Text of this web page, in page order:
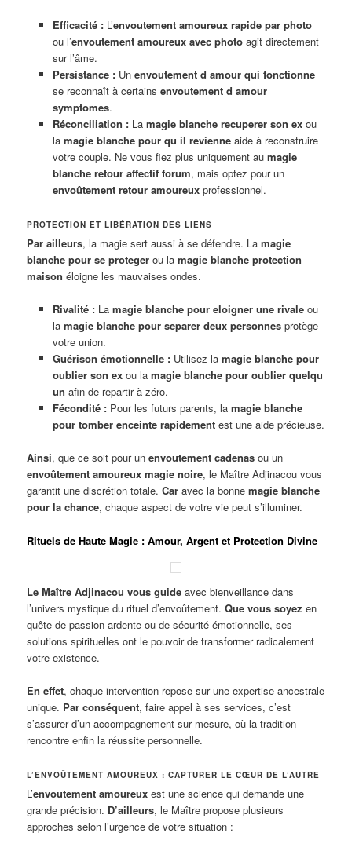
Efficacité :L’envoutement amoureux rapide par photo
ou l’envoutement amoureux avec photoagit directement
sur l’âme.
Persistance :Un envoutement d amour qui fonctionne
se reconnaît à certains envoutement d amour
symptomes.
Réconciliation :La magie blanche recuperer son exou
la magie blanche pour qu il revienneaide à reconstruire
votre couple. Ne vous fiez plus uniquement au magie
blanche retour affectif forum, mais optez pour un
envoûtement retour amoureuxprofessionnel.
PROTECTION ET LIBÉRATION DES LIENS
Par ailleurs, la magie sert aussi à se défendre. Lamagie
blanche pour se proteger ou lamagie blanche protection
maison éloigne les mauvaises ondes.
Rivalité :La magie blanche pour eloigner une rivaleou
la magie blanche pour separer deux personnesprotège
votre union.
Guérison émotionnelle :Utilisez la magie blanche pour
oublier son exou la magie blanche pour oublier quelqu
un afin de repartir à zéro.
Fécondité :Pour les futurs parents, la magie blanche
pour tomber enceinte rapidementest une aide précieuse.
Ainsi, que ce soit pour unenvoutement cadenas ou un
envoûtement amoureux magie noire, le Maître Adjinacou vous
garantit une discrétion totale.Car avec la bonnemagie blanche
pour la chance, chaque aspect de votre vie peut s’illuminer.
Rituels de Haute Magie : Amour, Argent et Protection Divine
Le Maître Adjinacou vous guide avec bienveillance dans
l’univers mystique du rituel d’envoûtement.Que vous soyez en
quête de passion ardente ou de sécurité émotionnelle, ses
solutions spirituelles ont le pouvoir de transformer radicalement
votre existence.
En effet, chaque intervention repose sur une expertise ancestrale
unique. Par conséquent, faire appel à ses services, c’est
s’assurer d’un accompagnement sur mesure, où la tradition
rencontre enfin la réussite personnelle.
L’ENVOÛTEMENT AMOUREUX : CAPTURER LE CŒUR DE L’AUTRE
L’envoutement amoureux est une science qui demande une
grande précision. D’ailleurs, le Maître propose plusieurs
approches selon l’urgence de votre situation :